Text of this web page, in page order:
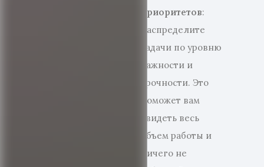
приоритетов:
Распределите
задачи по уровню
важности и
срочности. Это
поможет вам
увидеть весь
объем работы и
ничего не